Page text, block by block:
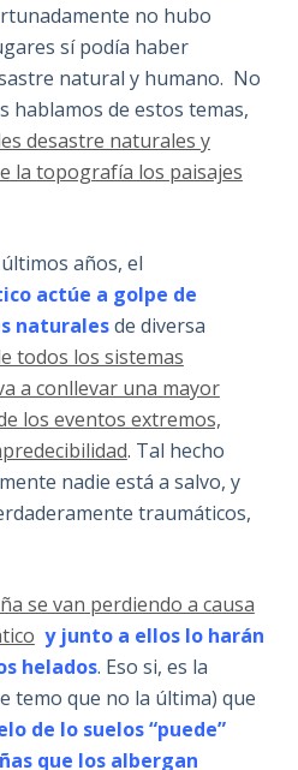
no hubo
sí podía haber
natural y humano. No
hablamos de estos temas,
desastre naturales y
la topografía los paisajes
años, el
actúe a golpe de
naturalesde diversa
todos los sistemas
a conllevar una mayor
los eventos extremos,
. Tal hecho
nadie está a salvo, y
traumáticos,
se van perdiendo a causa
y junto a ellos lo harán
helados. Eso si, es la
temo que no la última) que
de lo suelos “puede”
que los albergan